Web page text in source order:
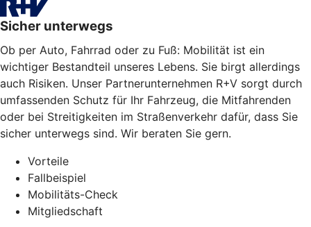
Sicher unterwegs
Ob per Auto, Fahrrad oder zu Fuß: Mobilität ist ein
wichtiger Bestandteil unseres Lebens. Sie birgt allerdings
auch Risiken. Unser Partnerunternehmen R+V sorgt durch
umfassenden Schutz für Ihr Fahrzeug, die Mitfahrenden
oder bei Streitigkeiten im Straßenverkehr dafür, dass Sie
sicher unterwegs sind. Wir beraten Sie gern.
Vorteile
Fallbeispiel
Mobilitäts-Check
Mitgliedschaft